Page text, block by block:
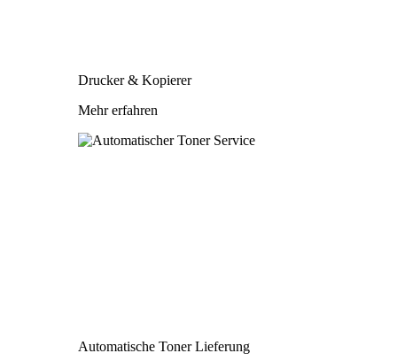
Drucker & Kopierer
Mehr erfahren
Automatische Toner Lieferung